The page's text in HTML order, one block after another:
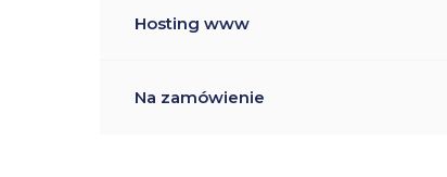
Hosting www
Na zamówienie